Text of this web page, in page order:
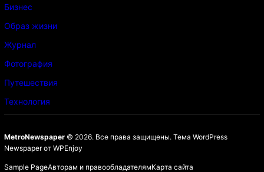
Бизнес
Образ жизни
Журнал
Фотография
Путешествия
Технология
MetroNewspaper© 2026. Все права защищены. Тема WordPress
Newspaperот WPEnjoy
Sample PageАвторам и правообладателямКарта сайта